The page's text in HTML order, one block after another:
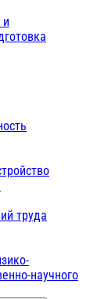
труда
научного